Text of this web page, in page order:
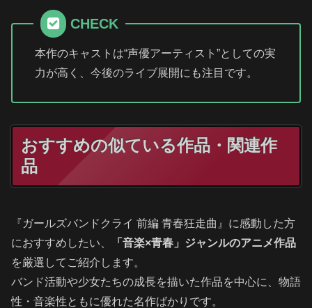
CHECK
本作のキャストは“声優アーティスト”としての実
力が高く、今後のライブ展開にも注目です。
おすすめの似ている作品・関連作
品
『ガールズバンドクライ 前編 青春狂走曲』に感動した方
におすすめしたい、
「音楽×青春」ジャンルのアニメ作品
を厳選してご紹介します。
バンド活動や少女たちの成長を描いた作品を中心に、物語
性・音楽性ともに優れた名作ばかりです。